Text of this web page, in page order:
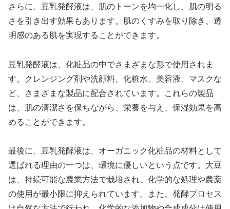
さらに、豆乳発酵液は、肌のトーンを均一化し、肌の明る
さを引き出す効果もあります。肌のくすみを取り除き、透
明感のある肌を実現することができます。
豆乳発酵液は、化粧品の中でさまざまな形で使用されま
す。クレンジング剤や洗顔料、化粧水、美容液、マスクな
ど、さまざまな製品に配合されています。これらの製品
は、肌の清潔さを保ちながら、栄養を与え、保湿効果を高
めることができます。
最後に、豆乳発酵液は、オーガニック化粧品の材料として
選ばれる理由の一つは、環境に優しいという点です。大豆
は、持続可能な農業方法で栽培され、化学的な処理や農薬
の使用が最小限に抑えられています。また、発酵プロセス